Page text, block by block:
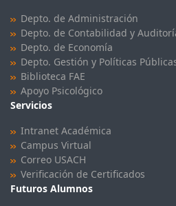
Depto. de Administración
Depto. de Contabilidad y
Depto. de Economía
Depto. Gestión y Políticas
Biblioteca FAE
Apoyo Psicológico
Servicios
Intranet Académica
Campus Virtual
Correo USACH
Verificación de Certificados
Futuros Alumnos